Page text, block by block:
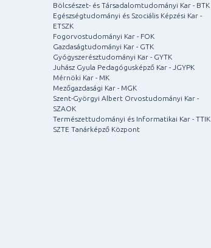
Bölcsészet- és Társadalomtudományi Kar - BTK
Egészségtudományi és Szociális Képzési Kar -
ETSZK
Fogorvostudományi Kar - FOK
Gazdaságtudományi Kar - GTK
Gyógyszerésztudományi Kar - GYTK
Juhász Gyula Pedagógusképző Kar - JGYPK
Mérnöki Kar - MK
Mezőgazdasági Kar - MGK
Szent-Györgyi Albert Orvostudományi Kar -
SZAOK
Természettudományi és Informatikai Kar - TTIK
SZTE Tanárképző Központ